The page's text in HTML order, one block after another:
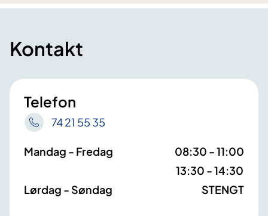
Kontakt
Telefon
74 21 55 35
Mandag - Fredag
08:30 - 11:00
13:30 - 14:30
Lørdag - Søndag
STENGT